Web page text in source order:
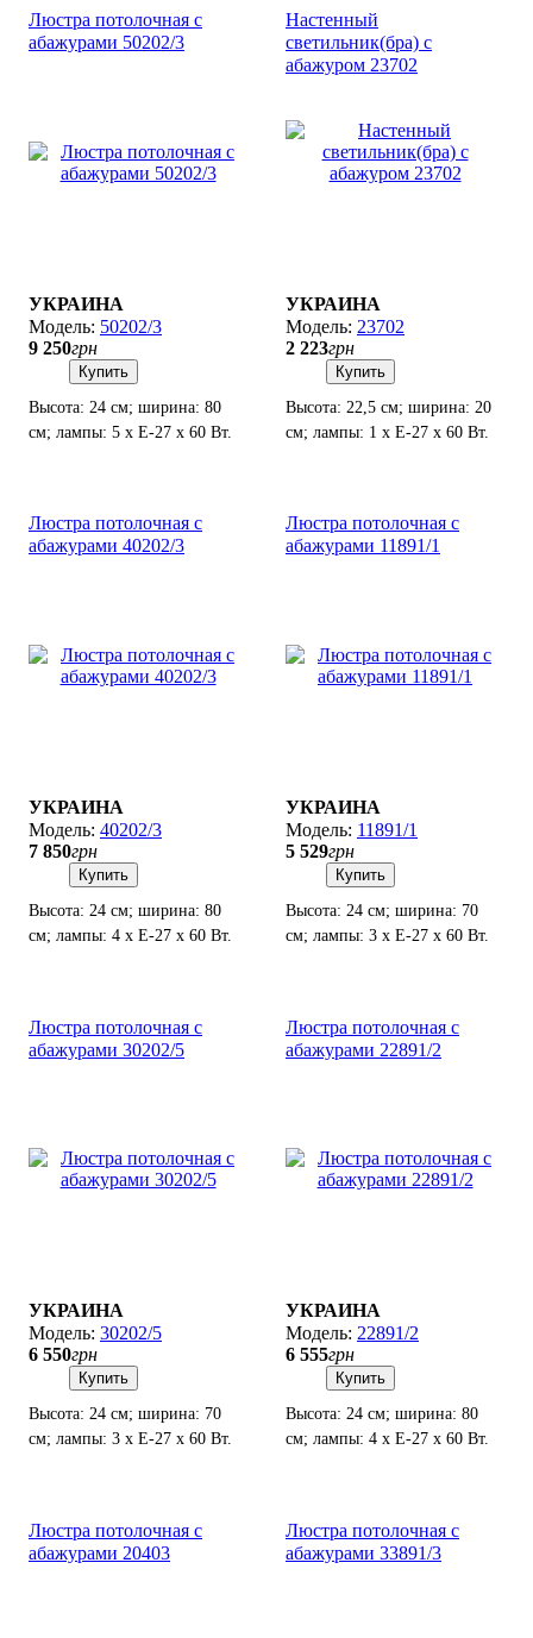
Люстра потолочная с
абажурами 50202/3
УКРАИНА
50202/3
9 250грн
Купить
Высота: 24 см; ширина: 80
см; лампы: 5 х Е-27 х 60 Вт.
Настенный
светильник(бра) с
абажуром 23702
УКРАИНА
23702
2 223грн
Купить
Высота: 22,5 см; ширина: 20
см; лампы: 1 х Е-27 х 60 Вт.
Люстра потолочная с
абажурами 40202/3
УКРАИНА
40202/3
7 850грн
Купить
Высота: 24 см; ширина: 80
см; лампы: 4 х Е-27 х 60 Вт.
Люстра потолочная с
абажурами 11891/1
УКРАИНА
11891/1
5 529грн
Купить
Высота: 24 см; ширина: 70
см; лампы: 3 х Е-27 х 60 Вт.
Люстра потолочная с
абажурами 30202/5
УКРАИНА
30202/5
6 550грн
Купить
Высота: 24 см; ширина: 70
см; лампы: 3 х Е-27 х 60 Вт.
Люстра потолочная с
абажурами 22891/2
УКРАИНА
22891/2
6 555грн
Купить
Высота: 24 см; ширина: 80
см; лампы: 4 х Е-27 х 60 Вт.
Люстра потолочная с
абажурами 20403
Люстра потолочная с
абажурами 33891/3